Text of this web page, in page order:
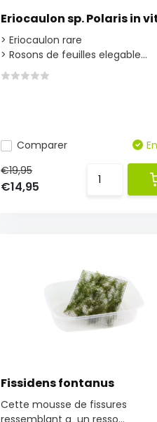
Eriocaulon sp. Polaris in
> Eriocaulon rare
> Rosons de feuilles elegable...
Comparer
€19,95
€14,95
Fissidens fontanus
Cette mousse de fissures
ressemblant a un resso...